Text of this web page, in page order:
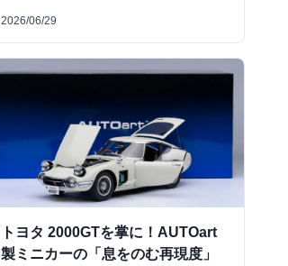
2026/06/29
トヨタ 2000GTを掌に！AUTOart
製ミニカーの「息をのむ再現度」